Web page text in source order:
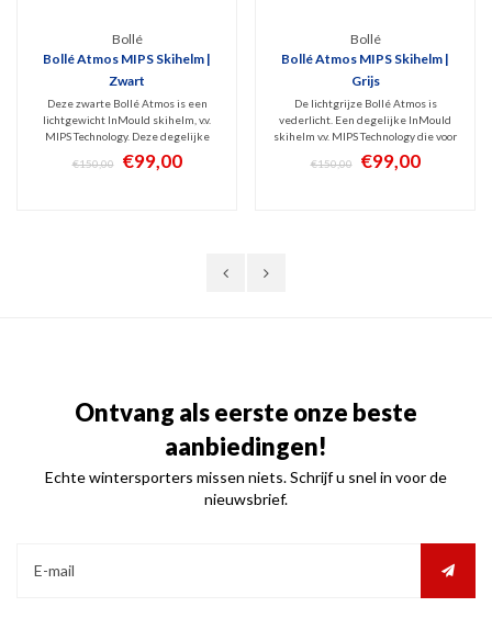
Bollé
Bollé Atmos MIPS Skihelm |
Zwart
Deze zwarte Bollé Atmos is een
lichtgewicht InMould skihelm, v.v.
MIPS Technology. Deze degelijke
wintersporthelm voor zowel mannen
als vrouwen biedt prima allround
€150,00 €99,00
Bollé
Bollé Atmos MIPS Skihelm |
Grijs
De lichtgrijze Bollé Atmos is
vederlicht. Een degelijke InMould
skihelm v.v. MIPS Technology die voor
zowel mannen als vrouwen prima
allround bescherming biedt aan
€150,00 €99,00
Ontvang als eerste onze beste
aanbiedingen!
Echte wintersporters missen niets. Schrijf u snel in voor de
nieuwsbrief.